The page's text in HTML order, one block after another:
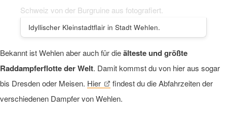
Idyllischer Kleinstadtflair in Stadt Wehlen.
Bekannt ist Wehlen aber auch für dieälteste und größte
Raddampferflotte der Welt. Damit kommst du von hier aus sogar
bis Dresden oder Meisen. Hier
findest du die Abfahrzeiten der
verschiedenen Dampfer von Wehlen.